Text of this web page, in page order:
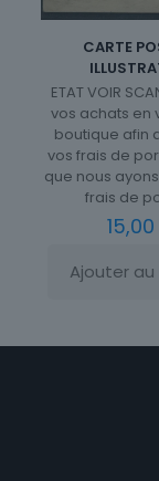
CARTE
ETAT VOIR
vos achats en
boutique afin
vos frais de
que nous
frais de
15,00
Ajouter